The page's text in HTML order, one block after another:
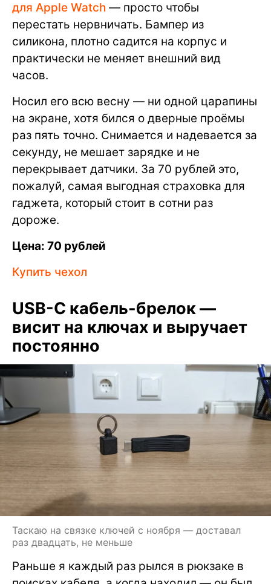
для Apple Watch — просто чтобы
перестать нервничать. Бампер из
силикона, плотно садится на корпус и
практически не меняет внешний вид
часов.
Носил его всю весну — ни одной царапины
на экране, хотя бился о дверные проёмы
раз пять точно. Снимается и надевается за
секунду, не мешает зарядке и не
перекрывает датчики. За 70 рублей это,
пожалуй, самая выгодная страховка для
гаджета, который стоит в сотни раз
дороже.
Цена: 70 рублей
Купить чехол
USB-C кабель-брелок —
висит на ключах и выручает
постоянно
Таскаю на связке ключей с ноября — доставал
раз двадцать, не меньше
Раньше я каждый раз рылся в рюкзаке в